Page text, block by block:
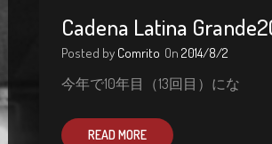
Cadena Latina
Posted by Comrito On 2014/8/2
今年で10年目（13回目）にな
READ MORE